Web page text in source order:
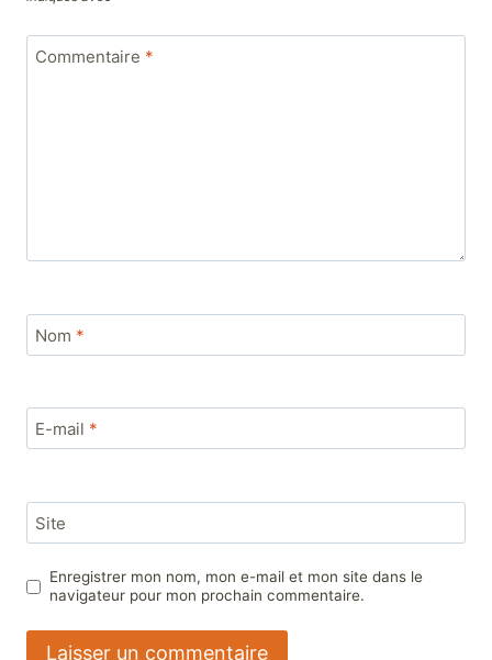
Commentaire *
Nom *
E-mail *
Site
Enregistrer mon nom, mon e-mail et mon site dans le
navigateur pour mon prochain commentaire.